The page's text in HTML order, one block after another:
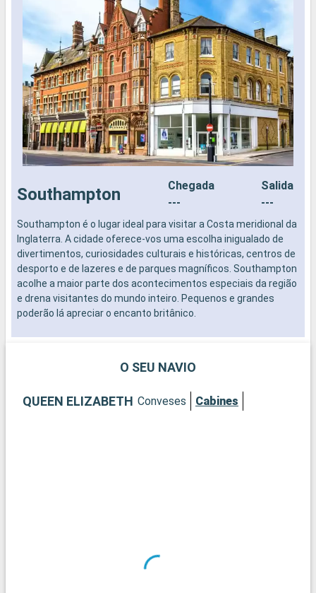
Southampton
Chegada
---
Salida
---
Southampton é o lugar ideal para visitar a Costa meridional da
Inglaterra. A cidade oferece-vos uma escolha inigualado de
divertimentos, curiosidades culturais e históricas, centros de
desporto e de lazeres e de parques magníficos. Southampton
acolhe a maior parte dos acontecimentos especiais da região
e drena visitantes do mundo inteiro. Pequenos e grandes
poderão lá apreciar o encanto britânico.
O SEU NAVIO
QUEEN ELIZABETH Conveses Cabines